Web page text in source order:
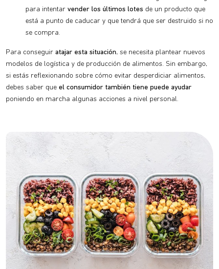
para intentar vender los últimos lotes de un producto que
está a punto de caducar y que tendrá que ser destruido si no
se compra.
Para conseguir atajar esta situación, se necesita plantear nuevos
modelos de logística y de producción de alimentos. Sin embargo,
si estás reflexionando sobre cómo evitar desperdiciar alimentos,
debes saber que el consumidor también tiene puede ayudar
poniendo en marcha algunas acciones a nivel personal.